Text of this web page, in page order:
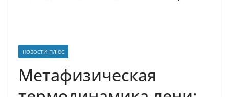
НОВОСТИ ПЛЮС
Метафизическая